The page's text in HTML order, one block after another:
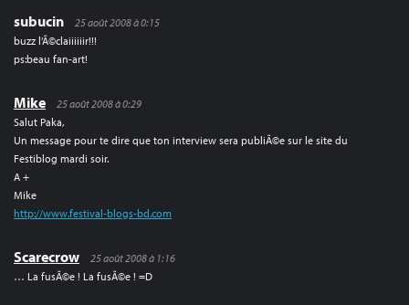
subucin
25 août 2008 à 0:15
buzz l’Ã©claiiiiiir!!!
ps:beau fan-art!
Mike
25 août 2008 à 0:29
Salut Paka,
Un message pour te dire que ton interview sera publiÃ©e sur le site du
Festiblog mardi soir.
A +
Mike
http://www.festival-blogs-bd.com
Scarecrow
25 août 2008 à 1:16
… La fusÃ©e ! La fusÃ©e ! =D